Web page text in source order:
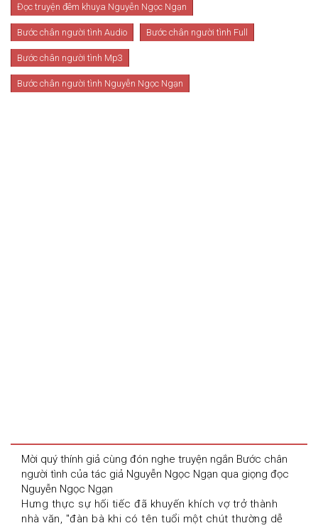
Đọc truyện đêm khuya Nguyễn Ngọc Ngạn
Bước chân người tình Audio Bước chân người tình Full
Bước chân người tình Mp3
Bước chân người tình Nguyễn Ngọc Ngạn
Mời quý thính giả cùng đón nghe truyện ngắn Bước chân
người tình của tác giả Nguyễn Ngọc Ngạn qua giọng đọc
Nguyễn Ngọc Ngạn
Hưng thực sự hối tiếc đã khuyến khích vợ trở thành
nhà văn, "đàn bà khi có tên tuổi một chút thường dễ